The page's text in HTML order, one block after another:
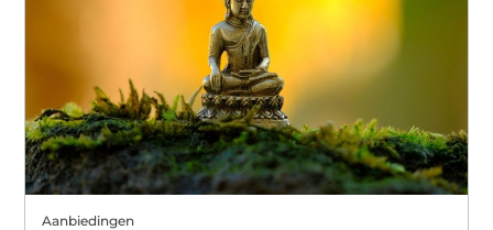
Aanbiedingen